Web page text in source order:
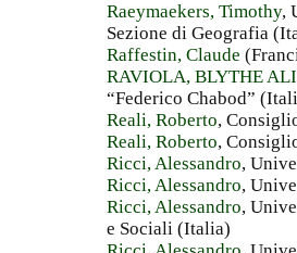
Raeymaekers, Timothy,
Sezione di Geografia
Raffestin, Claude
RAVIOLA, BLYTHE
“Federico Chabod”
Reali, Roberto,
Reali, Roberto,
Ricci, Alessandro,
Ricci, Alessandro,
Ricci, Alessandro,
e Sociali (Italia)